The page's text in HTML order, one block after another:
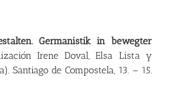
Germanistik in bewegter
Irene Doval, Elsa Lista y
Santiago de Compostela, 13. – 15.